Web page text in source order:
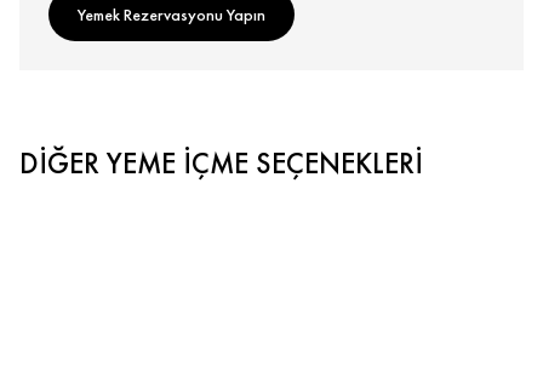
Yemek Rezervasyonu Yapın
DIĞER YEME İÇME SEÇENEKLERI